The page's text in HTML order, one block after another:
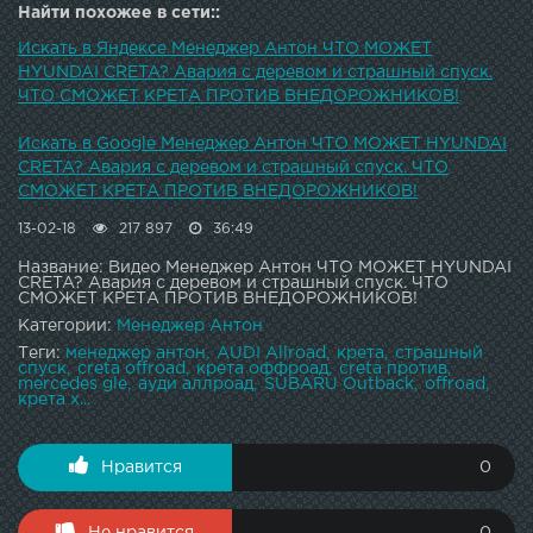
: ОБЗОРЫ АВТОМОБИЛЕЙ : ОФФРОАД : ОБЗОРЫ
ГРУЗОВИКОВ: ---------------------------------------------------
--------------------------------------------------------Команда
BELRACE - это еженедельный OFF-ROAD, это ралли-
спринты, дрифт, ралли и вообще все что связано с
автомобильной тематикой.Все анонсы и объявления о
покатушках и поездках вы сможете найти в нашей
группе ВК и в нашем инстаграме:
Найти похожее в сети::
Искать в Яндексе Менеджер Антон ЧТО МОЖЕТ
HYUNDAI CRETA? Авария с деревом и страшный спуск.
ЧТО СМОЖЕТ КРЕТА ПРОТИВ ВНЕДОРОЖНИКОВ!
Искать в Google Менеджер Антон ЧТО МОЖЕТ HYUNDAI
CRETA? Авария с деревом и страшный спуск. ЧТО
СМОЖЕТ КРЕТА ПРОТИВ ВНЕДОРОЖНИКОВ!
13-02-18 217 897 36:49
Название: Видео Менеджер Антон ЧТО МОЖЕТ HYUNDAI
CRETA? Авария с деревом и страшный спуск. ЧТО
СМОЖЕТ КРЕТА ПРОТИВ ВНЕДОРОЖНИКОВ!
Категории:Менеджер Антон
Теги: менеджер антон AUDI Allroad крета
страшный
спуск
creta offroad крета оффроад
creta против
mercedes gle
ауди аллроад SUBARU Outback
offroad
крета х...
Нравится 0